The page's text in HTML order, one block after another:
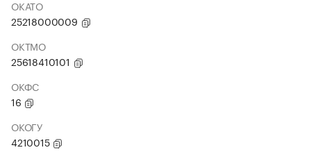
ОКАТО
25218000009
ОКТМО
25618410101
ОКФС
16
ОКОГУ
4210015